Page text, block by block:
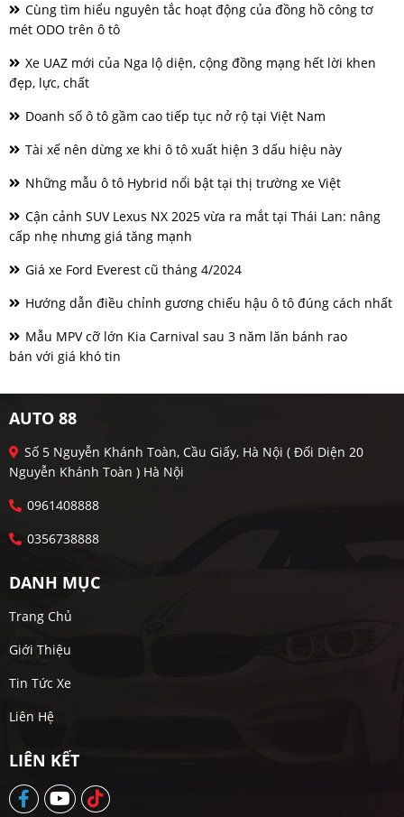
Cùng tìm hiểu nguyên tắc hoạt động của đồng hồ công tơ
mét ODO trên ô tô
Xe UAZ mới của Nga lộ diện, cộng đồng mạng hết lời khen
đẹp, lực, chất
Doanh số ô tô gầm cao tiếp tục nở rộ tại Việt Nam
Tài xế nên dừng xe khi ô tô xuất hiện 3 dấu hiệu này
Những mẫu ô tô Hybrid nổi bật tại thị trường xe Việt
Cận cảnh SUV Lexus NX 2025 vừa ra mắt tại Thái Lan: nâng
cấp nhẹ nhưng giá tăng mạnh
Giá xe Ford Everest cũ tháng 4/2024
Hướng dẫn điều chỉnh gương chiếu hậu ô tô đúng cách nhất
Mẫu MPV cỡ lớn Kia Carnival sau 3 năm lăn bánh rao
bán với giá khó tin
AUTO 88
Số 5 Nguyễn Khánh Toàn, Cầu Giấy, Hà Nội ( Đối Diện 20
Nguyễn Khánh Toàn ) Hà Nội
0961408888
0356738888
DANH MỤC
Trang Chủ
Giới Thiệu
Tin Tức Xe
Liên Hệ
LIÊN KẾT